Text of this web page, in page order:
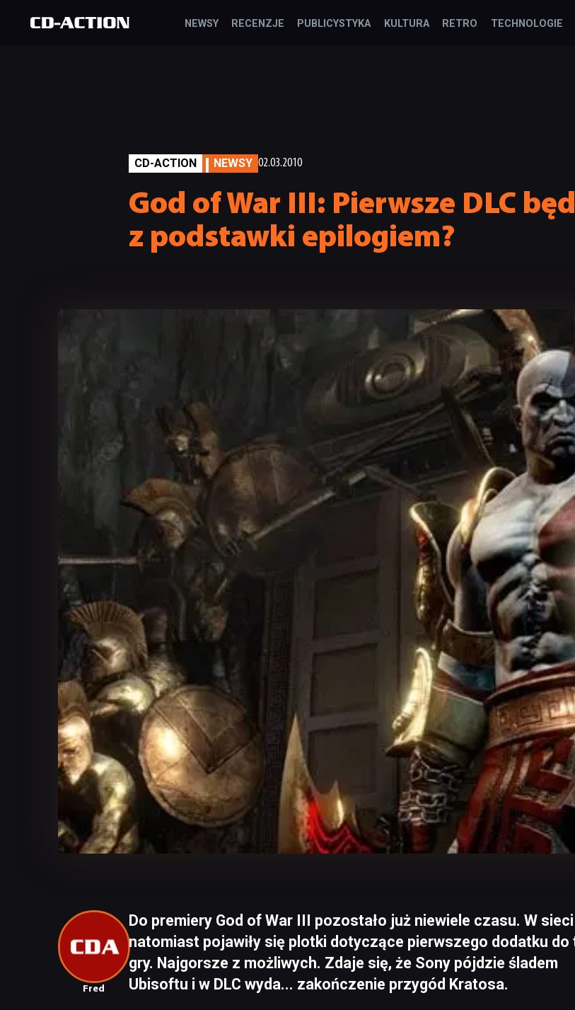
NEWSY RECENZJE PUBLICYSTYKA KULTURA RETRO TECHNOLOGIE
CD-ACTION NEWSY 02.03.2010
God of War III: Pierwsze DLC
z podstawki epilogiem?
Fred
Do premiery God of War III pozostało już niewiele czasu. W sieci
natomiast pojawiły się plotki dotyczące pierwszego dodatku do
gry. Najgorsze z możliwych. Zdaje się, że Sony pójdzie śladem
Ubisoftu i w DLC wyda... zakończenie przygód Kratosa.